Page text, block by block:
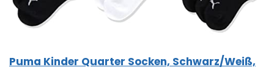
Puma Kinder Quarter Socken, Schwarz/Weiß,